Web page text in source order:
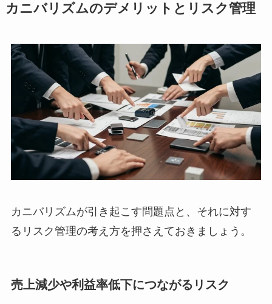
カニバリズムのデメリットとリスク管理
カニバリズムが引き起こす問題点と、それに対す
るリスク管理の考え方を押さえておきましょう。
売上減少や利益率低下につながるリスク